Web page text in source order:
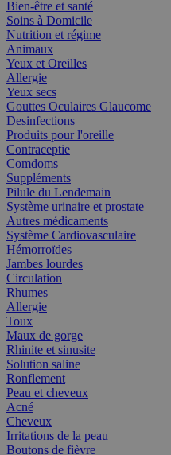
Bien-être et santé
Soins à Domicile
Nutrition et régime
Animaux
Yeux et Oreilles
Allergie
Yeux secs
Gouttes Oculaires Glaucome
Desinfections
Produits pour l'oreille
Contraceptie
Comdoms
Suppléments
Pilule du Lendemain
Système urinaire et prostate
Autres médicaments
Système Cardiovasculaire
Hémorroïdes
Jambes lourdes
Circulation
Rhumes
Allergie
Toux
Maux de gorge
Rhinite et sinusite
Solution saline
Ronflement
Peau et cheveux
Acné
Cheveux
Irritations de la peau
Boutons de fièvre